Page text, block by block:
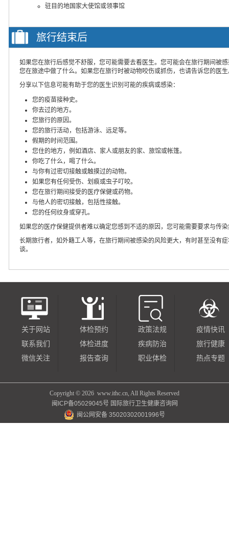
驻目的地国家大使馆或领事馆
旅行结束后
如果您在旅行后感觉不舒服，您可能需要去看医生。您可能会在旅行期间被
您在旅途中做了什么。如果您在旅行时被动物咬伤或抓伤，也请告诉您的医
分享以下信息可能有助于您的医生识别可能的疾病或感染：
您的疫苗接种史。
你去过的地方。
您旅行的原因。
您的旅行活动，包括游泳、远足等。
假期的时间范围。
您住的地方，例如酒店、家人或朋友的家、旅馆或帐篷。
你吃了什么，喝了什么。
与你有过密切接触或触摸过的动物。
如果您有任何受伤、划痕或虫子叮咬。
您在旅行期间接受的医疗保健或药物。
与他人的密切接触，包括性接触。
您的任何纹身或穿孔。
如果您的医疗保健提供者难以确定您感到不适的原因，您可能需要要求与传
长期旅行者，如外籍工人等，在旅行期间被感染的风险更大，有时甚至没有
谈。
关于网站
联系我们
微信关注
体检预约
体检进度
报告查询
政策法规
疾病防治
职业体检
疫情快讯
旅行健康
热点专题
Copyright © 2026 www.ithc.cn, All Rights Reserved
闽ICP备05029045号 国际旅行卫生健康咨询网
闽公网安备 35020302001996号